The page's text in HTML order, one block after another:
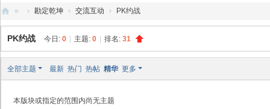
创
区
» › 勘定乾坤 › 交流互动 › PK约战
PK约战 今日: 0 主题: 0 排名: 31
全部主题 最新 热门 热帖 精华 更多
本版块或指定的范围内尚无主题